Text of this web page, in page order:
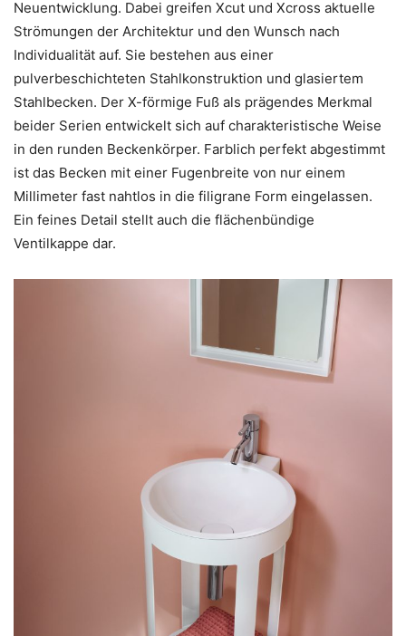
Neuentwicklung. Dabei greifen Xcut und Xcross aktuelle
Strömungen der Architektur und den Wunsch nach
Individualität auf. Sie bestehen aus einer
pulverbeschichteten Stahlkonstruktion und glasiertem
Stahlbecken. Der X-förmige Fuß als prägendes Merkmal
beider Serien entwickelt sich auf charakteristische Weise
in den runden Beckenkörper. Farblich perfekt abgestimmt
ist das Becken mit einer Fugenbreite von nur einem
Millimeter fast nahtlos in die filigrane Form eingelassen.
Ein feines Detail stellt auch die flächenbündige
Ventilkappe dar.